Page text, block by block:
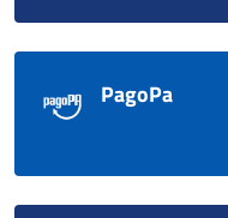
PagoPa